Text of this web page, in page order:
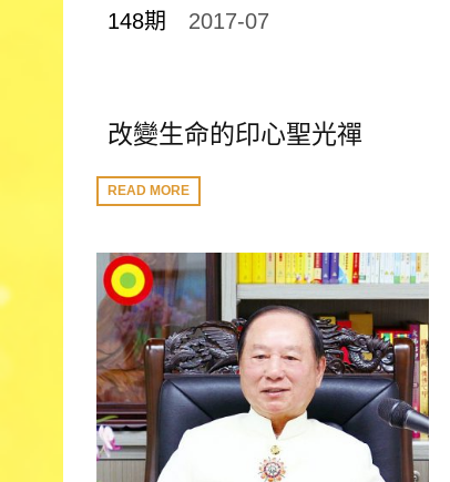
148期 2017-07
改變生命的印心聖光禪
READ MORE